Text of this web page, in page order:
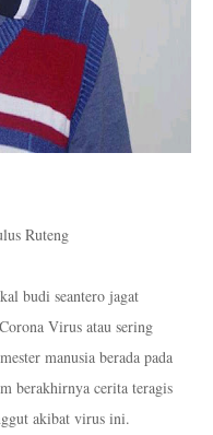
Ruteng
budi seantero jagat
Virus atau sering
manusia berada pada
berakhirnya cerita teragis
akibat virus ini.